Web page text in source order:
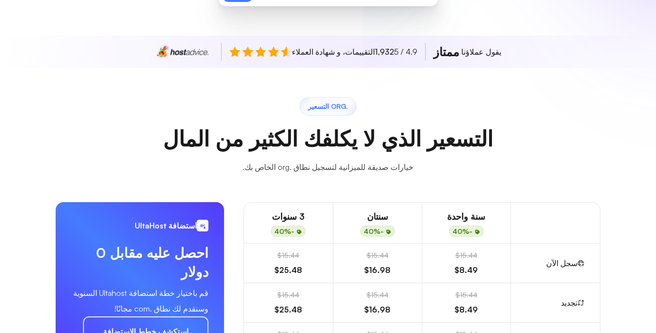
يقول عملاؤنا ممتاز 4.9 / 5
1,932التقييمات، و شهادة العملاء
.ORG التسعير
التسعير الذي لا يكلفك الكثير من المال
خيارات صديقة للميزانية لتسجيل نطاق .org الخاص بك.
سنة واحدة
-40%
سنتان
-40%
3 سنوات
-40%
سجل الآن
$15.44
$8.49
$15.44
$16.98
$15.44
$25.48
تجديد
$15.44
$8.49
$15.44
$16.98
$15.44
$25.48
استضافة UltaHost
احصل عليه مقابل 0
دولار
قم باختيار خطة استضافة Ultahost السنوية
وسنقدم لك نطاق .com مجانًا!